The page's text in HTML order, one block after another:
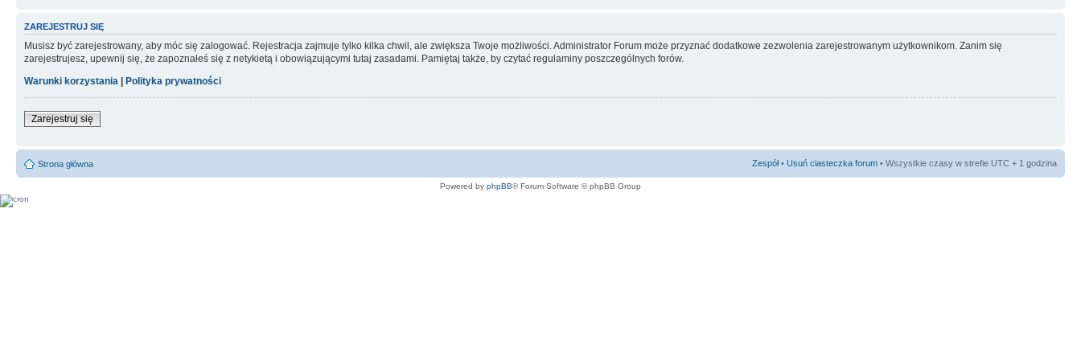
ZAREJESTRUJ SIĘ
Musisz być zarejestrowany, aby móc się zalogować. Rejestracja zajmuje tylko kilka chwil, ale zwiększa Twoje możliwości. Administrator Forum może przyznać dodatkowe zezwolenia zarejestrowanym użytkownikom. Zanim się
zarejestrujesz, upewnij się, że zapoznałeś się z netykietą i obowiązującymi tutaj zasadami. Pamiętaj także, by czytać regulaminy poszczególnych forów.
Warunki korzystania | Polityka prywatności
Zarejestruj się
Strona główna Zespół• Usuń ciasteczka forum • Wszystkie czasy w strefie UTC + 1 godzina
Powered by phpBB® Forum Software © phpBB Group